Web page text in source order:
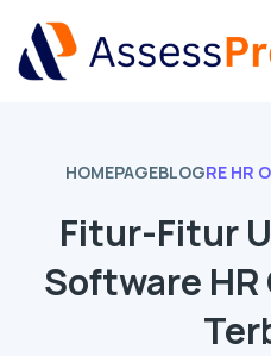
HOMEPAGEBLOGRE HR
Fitur-Fitur
Software